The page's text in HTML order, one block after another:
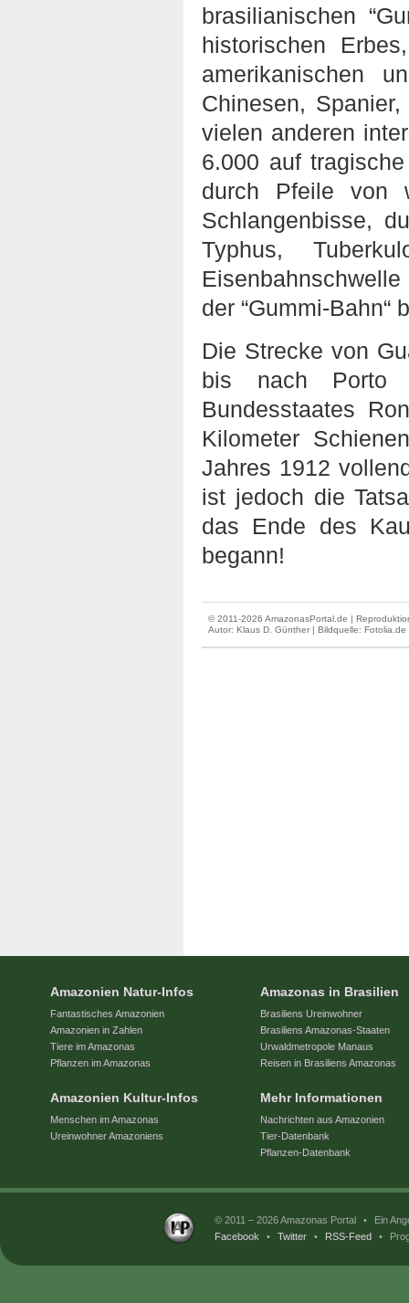
brasilianischen
historischen
amerikanischen
Chinesen,
vielen anderen
6.000 auf
durch Pfeile von
Schlangenbisse,
Typhus,
der “Gummi-Bahn“
Die Strecke von
bis nach Porto
Bundesstaates
Kilometer
Jahres 1912
ist jedoch die
das Ende des
begann!
© 2011-2026 AmazonasPortal.de |
Autor: Klaus D. Günther | Bildquelle: Fotolia.de
Amazonien Natur-Infos
Fantastisches Amazonien
Amazonien in Zahlen
Tiere im Amazonas
Pflanzen im Amazonas
Amazonien Kultur-Infos
Menschen im Amazonas
Ureinwohner Amazoniens
Amazonas in Brasilien
Brasiliens Ureinwohner
Brasiliens Amazonas-Staaten
Urwaldmetropole Manaus
Reisen in Brasiliens Amazonas
Mehr Informationen
Nachrichten aus Amazonien
Tier-Datenbank
Pflanzen-Datenbank
© 2011 – 2026 Amazonas Portal •
Ein
Facebook
• Twitter • RSS-Feed •